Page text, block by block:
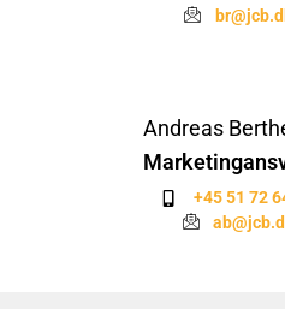
Andreas
+45 51 72